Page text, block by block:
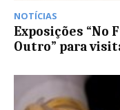
NOTÍCIAS
Exposições “No
Outro” para